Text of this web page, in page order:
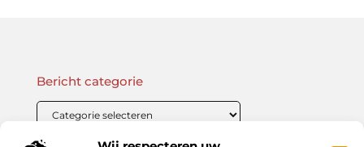
Bericht categorie